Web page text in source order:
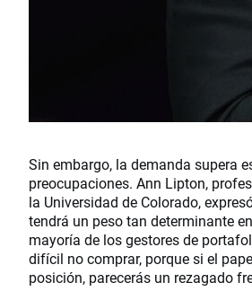
Sin embargo, la demanda supera
preocupaciones. Ann Lipton,
la Universidad de Colorado,
tendrá un peso tan determinante
mayoría de los gestores de
difícil no comprar, porque si el
posición, parecerás un rezagado